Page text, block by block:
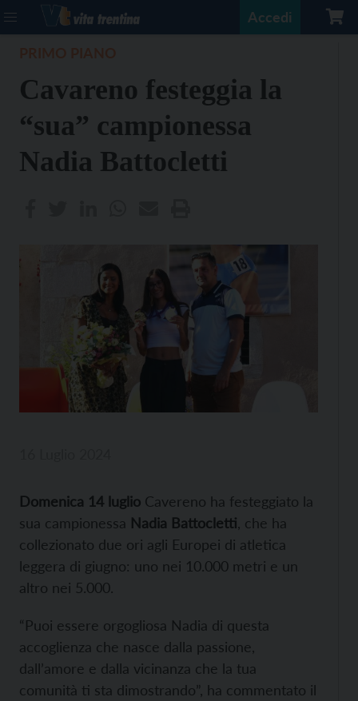
Accedi
Cavareno festeggia la
“sua” campionessa
Nadia Battocletti
Domenica 14 luglio Cavereno ha festeggiato la
sua campionessa Nadia Battocletti , che ha
collezionato due ori agli Europei di atletica
leggera di giugno: uno nei 10.000 metri e un
altro nei 5.000.
“Puoi essere orgogliosa Nadia di questa
accoglienza che nasce dalla passione,
dall’amore e dalla vicinanza che la tua
comunità ti sta dimostrando”, ha commentato il